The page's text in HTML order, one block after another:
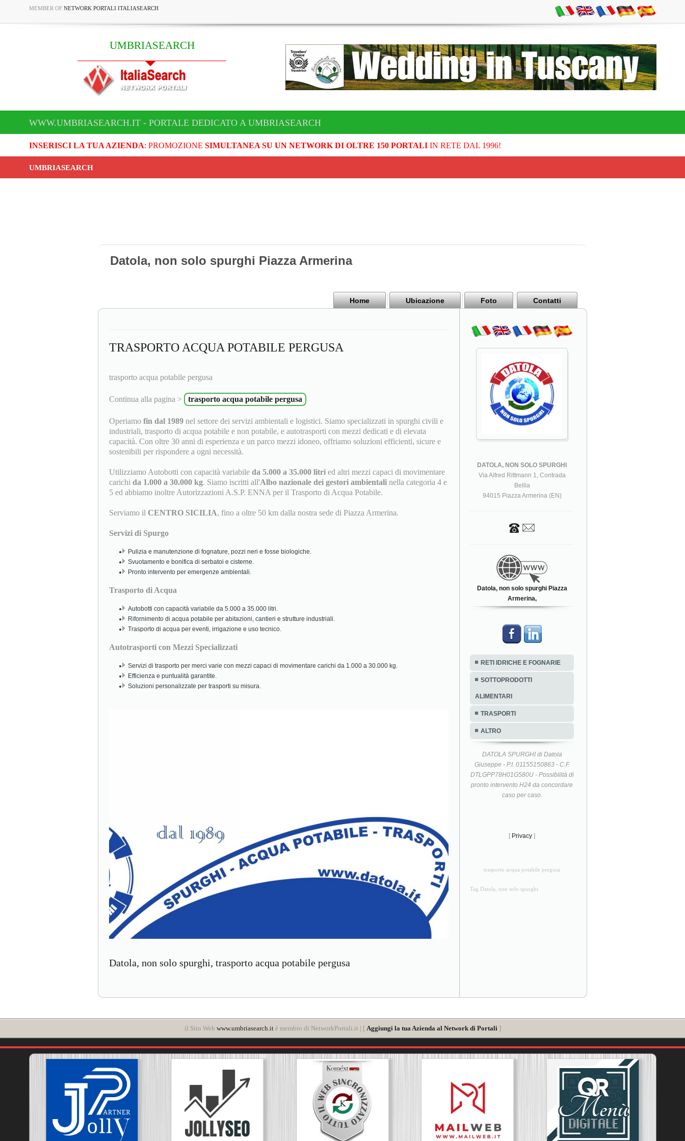
MEMBER OF NETWORK PORTALI ITALIASEARCH
UMBRIASEARCH
WWW.UMBRIASEARCH.IT - PORTALE DEDICATO A UMBRIASEARCH
INSERISCI LA TUA AZIENDA: PROMOZIONE SIMULTANEA SU UN NETWORK DI OLTRE 150 PORTALIIN RETE DAL 1996!
UMBRIASEARCH
Datola, non solo spurghi Piazza Armerina
Home Ubicazione Foto Contatti
TRASPORTO ACQUA POTABILE PERGUSA
trasporto acqua potabile pergusa
Continua alla pagina > trasporto acqua potabile pergusa
Operiamo fin dal 1989 nel settore dei servizi ambientali e logistici. Siamo specializzati in spurghi civili e
industriali, trasporto di acqua potabile e non potabile, e autotrasporti con mezzi dedicati e di elevata
capacità. Con oltre 30 anni di esperienza e un parco mezzi idoneo, offriamo soluzioni efficienti, sicure e
sostenibili per rispondere a ogni necessità.
Utilizziamo Autobotti con capacità variabile da 5.000 a 35.000 litri ed altri mezzi capaci di movimentare
carichi da 1.000 a 30.000 kg. Siamo iscritti all'Albo nazionale dei gestori ambientali nella categoria 4 e
5 ed abbiamo inoltre Autorizzazioni A.S.P. ENNA per il Trasporto di Acqua Potabile.
Serviamo il CENTRO SICILIA, fino a oltre 50 km dalla nostra sede di Piazza Armerina.
Servizi di Spurgo
Pulizia e manutenzione di fognature, pozzi neri e fosse biologiche.
Svuotamento e bonifica di serbatoi e cisterne.
Pronto intervento per emergenze ambientali.
Trasporto di Acqua
Autobotti con capacità variabile da 5.000 a 35.000 litri.
Rifornimento di acqua potabile per abitazioni, cantieri e strutture industriali.
Trasporto di acqua per eventi, irrigazione e uso tecnico.
Autotrasporti con Mezzi Specializzati
Servizi di trasporto per merci varie con mezzi capaci di movimentare carichi da 1.000 a 30.000 kg.
Efficienza e puntualità garantite.
Soluzioni personalizzate per trasporti su misura.
Datola, non solo spurghi, trasporto acqua potabile pergusa
DATOLA, NON SOLO SPURGHI
Via Alfred Rittmann 1, Contrada
Bellia
94015 Piazza Armerina (EN)
Datola, non solo spurghi Piazza
Armerina,
RETI IDRICHE E FOGNARIE
SOTTOPRODOTTI
ALIMENTARI
TRASPORTI
ALTRO
DATOLA SPURGHI di Datola
Giuseppe - P.I. 01155150863 - C.F.
DTLGPP78H01G580U - Possibilità di
pronto intervento H24 da concordare
caso per caso.
[ Privacy ]
trasporto acqua potabile pergusa
Tag Datola, non solo spurghi
il Sito Web www.umbriasearch.itè membro di NetworkPortali.it | [ Aggiungi la tua Azienda al Network di Portali ]